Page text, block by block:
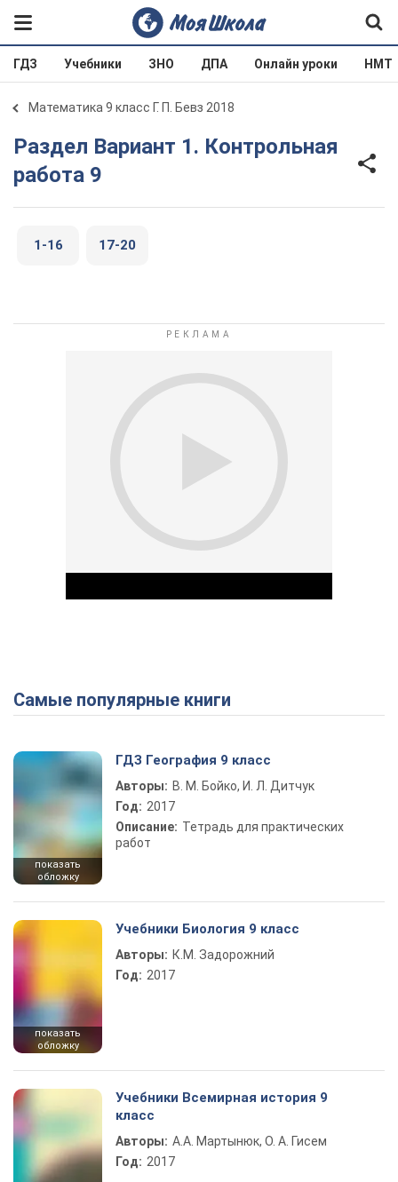
ГДЗ Учебники ЗНО ДПА Онлайн уроки НМТ
Математика 9 класс Г. П. Бевз 2018
Раздел Вариант 1. Контрольная
работа 9
1-16 17-20
Play Video
Самые популярные книги
показать
обложку
ГДЗ География 9 класс
Авторы: В. М. Бойко, И. Л. Дитчук
Год: 2017
Описание: Тетрадь для практических
работ
показать
обложку
Учебники Биология 9 класс
Авторы: К.М. Задорожний
Год: 2017
Учебники Всемирная история 9
класс
Авторы: А.А. Мартынюк, О. А. Гисем
Год: 2017